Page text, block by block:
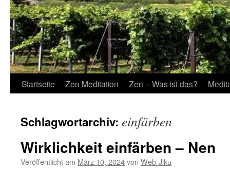
Startseite Zen Meditation Zen – Was ist das?
Schlagwortarchiv: einfärben
Wirklichkeit einfärben – Nen
Veröffentlicht am März 10, 2024von Web-Jiku